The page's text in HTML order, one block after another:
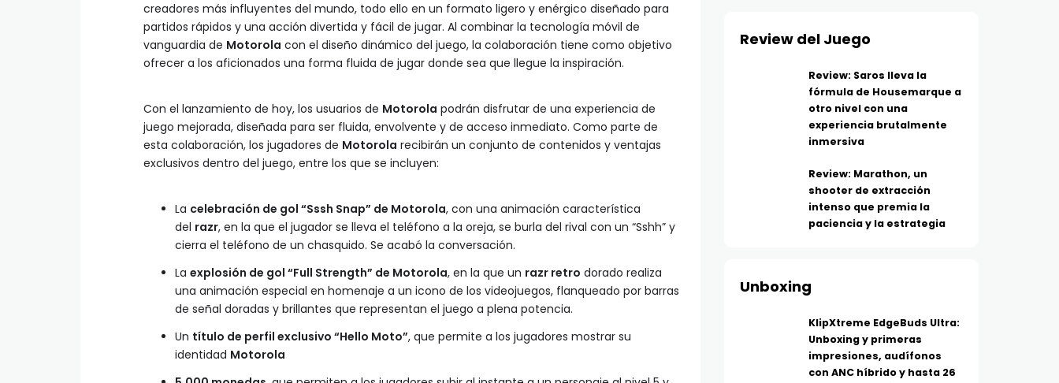
creadores más influyentes del mundo, todo ello en un formato ligero y enérgico diseñado para
partidos rápidos y una acción divertida y fácil de jugar. Al combinar la tecnología móvil de
vanguardia de Motorola con el diseño dinámico del juego, la colaboración tiene como objetivo
ofrecer a los aficionados una forma fluida de jugar donde sea que llegue la inspiración.
Con el lanzamiento de hoy, los usuarios de Motorola podrán disfrutar de una experiencia de
juego mejorada, diseñada para ser fluida, envolvente y de acceso inmediato. Como parte de
esta colaboración, los jugadores de Motorola recibirán un conjunto de contenidos y ventajas
exclusivos dentro del juego, entre los que se incluyen:
La celebración de gol “Sssh Snap” de Motorola, con una animación característica
del razr, en la que el jugador se lleva el teléfono a la oreja, se burla del rival con un “Sshh” y
cierra el teléfono de un chasquido. Se acabó la conversación.
La explosión de gol “Full Strength” de Motorola, en la que un razr retro dorado realiza
una animación especial en homenaje a un icono de los videojuegos, flanqueado por barras
de señal doradas y brillantes que representan el juego a plena potencia.
Un título de perfil exclusivo “Hello Moto”, que permite a los jugadores mostrar su
identidad Motorola
Review del Juego
Review: Saros lleva la
fórmula de Housemarque a
otro nivel con una
experiencia brutalmente
inmersiva
Review: Marathon, un
shooter de extracción
intenso que premia la
paciencia y la estrategia
Unboxing
KlipXtreme EdgeBuds Ultra:
Unboxing y primeras
impresiones, audífonos
con ANC híbrido y hasta 26